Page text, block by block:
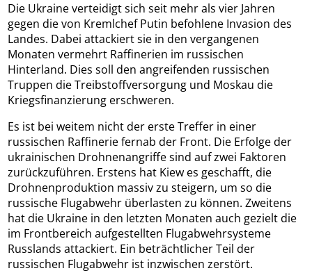
Die Ukraine verteidigt sich seit mehr als vier Jahren
gegen die von Kremlchef Putin befohlene Invasion des
Landes. Dabei attackiert sie in den vergangenen
Monaten vermehrt Raffinerien im russischen
Hinterland. Dies soll den angreifenden russischen
Truppen die Treibstoffversorgung und Moskau die
Kriegsfinanzierung erschweren.
Es ist bei weitem nicht der erste Treffer in einer
russischen Raffinerie fernab der Front. Die Erfolge der
ukrainischen Drohnenangriffe sind auf zwei Faktoren
zurückzuführen. Erstens hat Kiew es geschafft, die
Drohnenproduktion massiv zu steigern, um so die
russische Flugabwehr überlasten zu können. Zweitens
hat die Ukraine in den letzten Monaten auch gezielt die
im Frontbereich aufgestellten Flugabwehrsysteme
Russlands attackiert. Ein beträchtlicher Teil der
russischen Flugabwehr ist inzwischen zerstört.